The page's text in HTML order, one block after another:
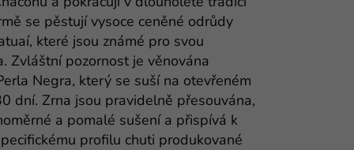
se pěstují vysoce ceněné odrůdy
které jsou známé pro svou
Zvláštní pozornost je věnována
Negra, který se suší na otevřeném
dní. Zrna jsou pravidelně přesouvána,
a pomalé sušení a přispívá k
profilu chuti produkované